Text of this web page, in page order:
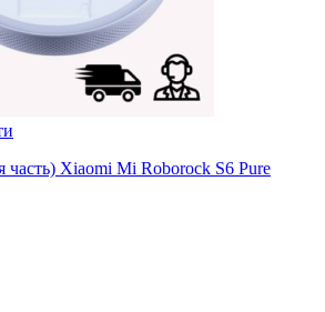
часть) Xiaomi Mi Roborock S6 Pure